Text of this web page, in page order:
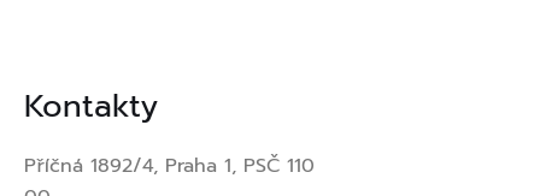
Kontakty
Příčná 1892/4, Praha 1, PSČ 110